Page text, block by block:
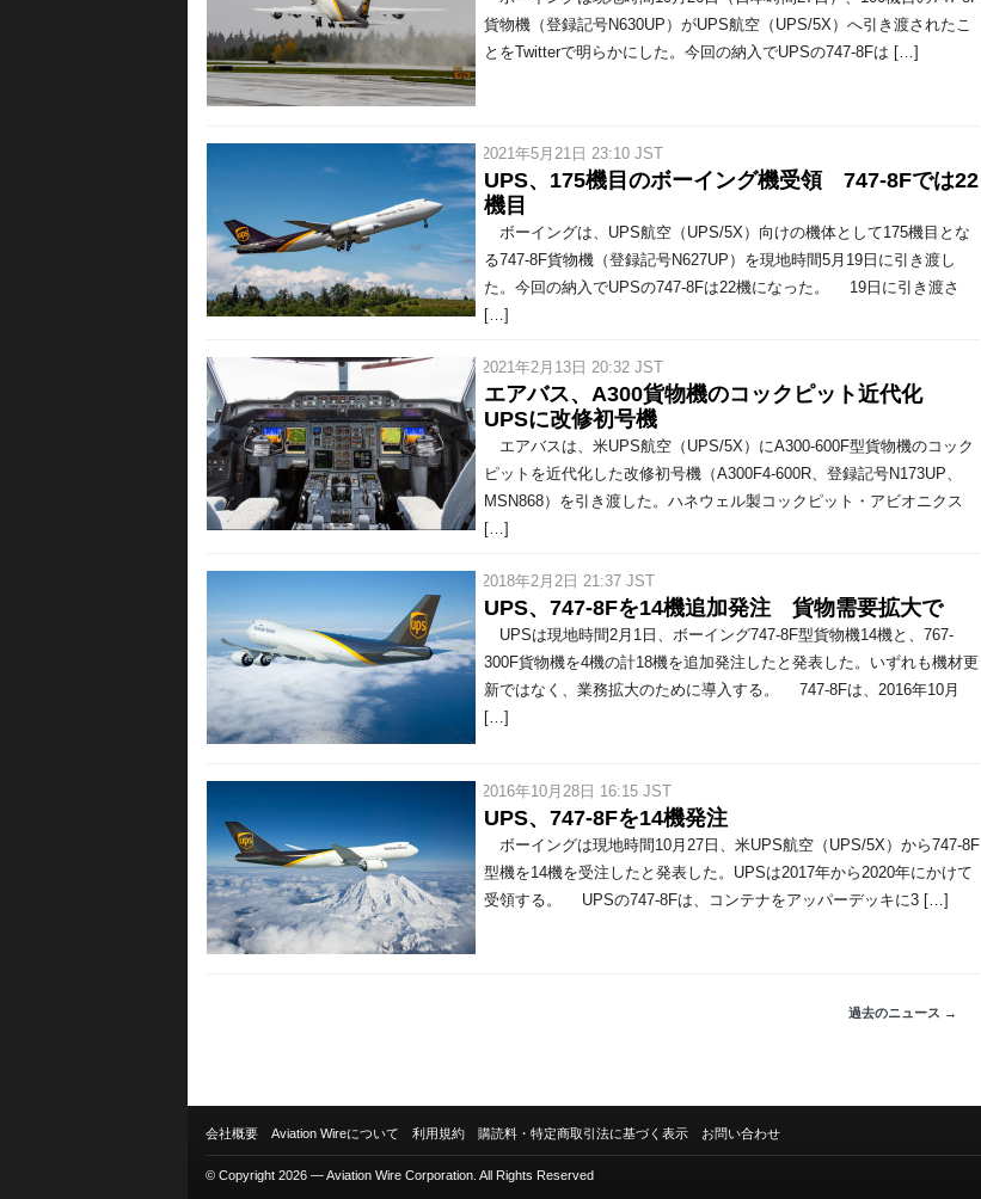
貨物機（登録記号N630UP）がUPS航空（UPS/5X）へ引き渡されたこ
とをTwitterで明らかにした。今回の納入でUPSの747-8Fは […]
/ 2021年5月21日 23:10 JST
UPS、175機目のボーイング機受領 747-8Fでは22
機目
ボーイングは、UPS航空（UPS/5X）向けの機体として175機目とな
る747-8F貨物機（登録記号N627UP）を現地時間5月19日に引き渡し
た。今回の納入でUPSの747-8Fは22機になった。 19日に引き渡さ
[…]
/ 2021年2月13日 20:32 JST
エアバス、A300貨物機のコックピット近代化
UPSに改修初号機
エアバスは、米UPS航空（UPS/5X）にA300-600F型貨物機のコック
ピットを近代化した改修初号機（A300F4-600R、登録記号N173UP、
MSN868）を引き渡した。ハネウェル製コックピット・アビオニクス
[…]
/ 2018年2月2日 21:37 JST
UPS、747-8Fを14機追加発注 貨物需要拡大で
UPSは現地時間2月1日、ボーイング747-8F型貨物機14機と、767-
300F貨物機を4機の計18機を追加発注したと発表した。いずれも機材更
新ではなく、業務拡大のために導入する。 747-8Fは、2016年10月
[…]
/ 2016年10月28日 16:15 JST
UPS、747-8Fを14機発注
ボーイングは現地時間10月27日、米UPS航空（UPS/5X）から747-8F
型機を14機を受注したと発表した。UPSは2017年から2020年にかけて
受領する。 UPSの747-8Fは、コンテナをアッパーデッキに3 […]
過去のニュース →
会社概要 Aviation Wireについて 利用規約 購読料・特定商取引法に基づく表示 お問い合わせ
© Copyright 2026 — Aviation Wire Corporation. All Rights Reserved